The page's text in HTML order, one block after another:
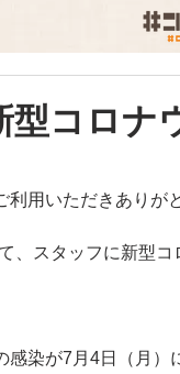
型コロ
用いただきありが
、スタッフに新型
染が7月4日（月）